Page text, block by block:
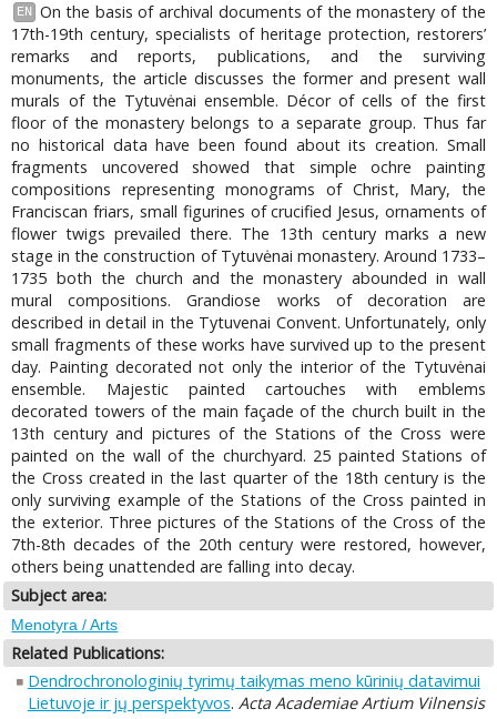
EN
On the basis of archival documents of the monastery of the
17th-19th century, specialists of heritage protection, restorers’
remarks and reports, publications, and the surviving
monuments, the article discusses the former and present wall
murals of the Tytuvėnai ensemble. Décor of cells of the first
floor of the monastery belongs to a separate group. Thus far
no historical data have been found about its creation. Small
fragments uncovered showed that simple ochre painting
compositions representing monograms of Christ, Mary, the
Franciscan friars, small figurines of crucified Jesus, ornaments of
flower twigs prevailed there. The 13th century marks a new
stage in the construction of Tytuvėnai monastery. Around 1733–
1735 both the church and the monastery abounded in wall
mural compositions. Grandiose works of decoration are
described in detail in the Tytuvenai Convent. Unfortunately, only
small fragments of these works have survived up to the present
day. Painting decorated not only the interior of the Tytuvėnai
ensemble. Majestic painted cartouches with emblems
decorated towers of the main façade of the church built in the
13th century and pictures of the Stations of the Cross were
painted on the wall of the churchyard. 25 painted Stations of
the Cross created in the last quarter of the 18th century is the
only surviving example of the Stations of the Cross painted in
the exterior. Three pictures of the Stations of the Cross of the
7th-8th decades of the 20th century were restored, however,
others being unattended are falling into decay.
Subject area:
Menotyra / Arts
Related Publications:
Dendrochronologinių tyrimų taikymas meno kūrinių datavimui
Lietuvoje ir jų perspektyvos. Acta Academiae Artium Vilnensis